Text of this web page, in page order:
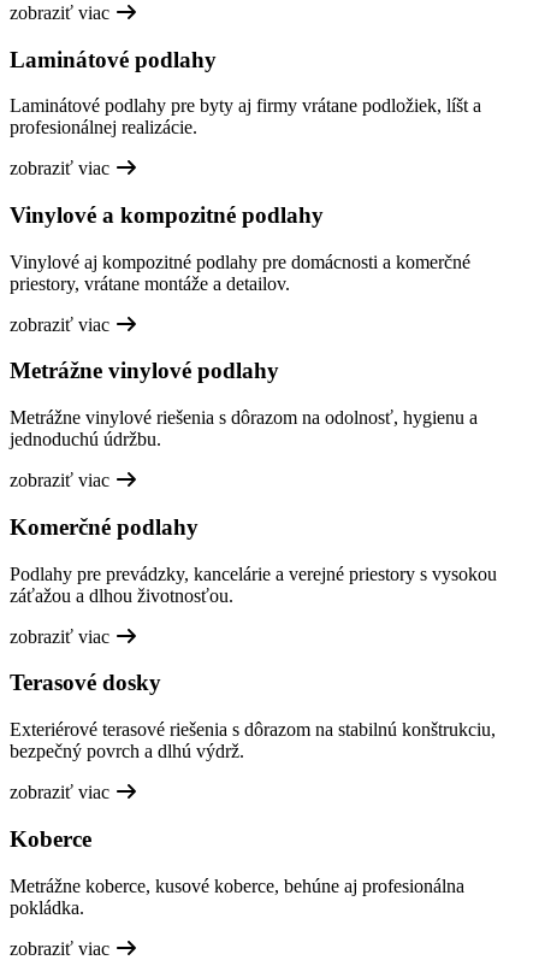
zobraziť viac
Laminátové podlahy
Laminátové podlahy pre byty aj firmy vrátane podložiek, líšt a
profesionálnej realizácie.
zobraziť viac
Vinylové a kompozitné podlahy
Vinylové aj kompozitné podlahy pre domácnosti a komerčné
priestory, vrátane montáže a detailov.
zobraziť viac
Metrážne vinylové podlahy
Metrážne vinylové riešenia s dôrazom na odolnosť, hygienu a
jednoduchú údržbu.
zobraziť viac
Komerčné podlahy
Podlahy pre prevádzky, kancelárie a verejné priestory s vysokou
záťažou a dlhou životnosťou.
zobraziť viac
Terasové dosky
Exteriérové terasové riešenia s dôrazom na stabilnú konštrukciu,
bezpečný povrch a dlhú výdrž.
zobraziť viac
Koberce
Metrážne koberce, kusové koberce, behúne aj profesionálna
pokládka.
zobraziť viac